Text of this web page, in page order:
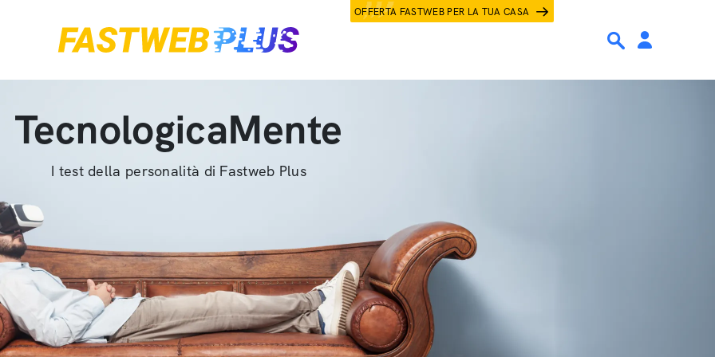
OFFERTA FASTWEB PER LA TUA CASA
TecnologicaMente
I test della personalità di Fastweb Plus